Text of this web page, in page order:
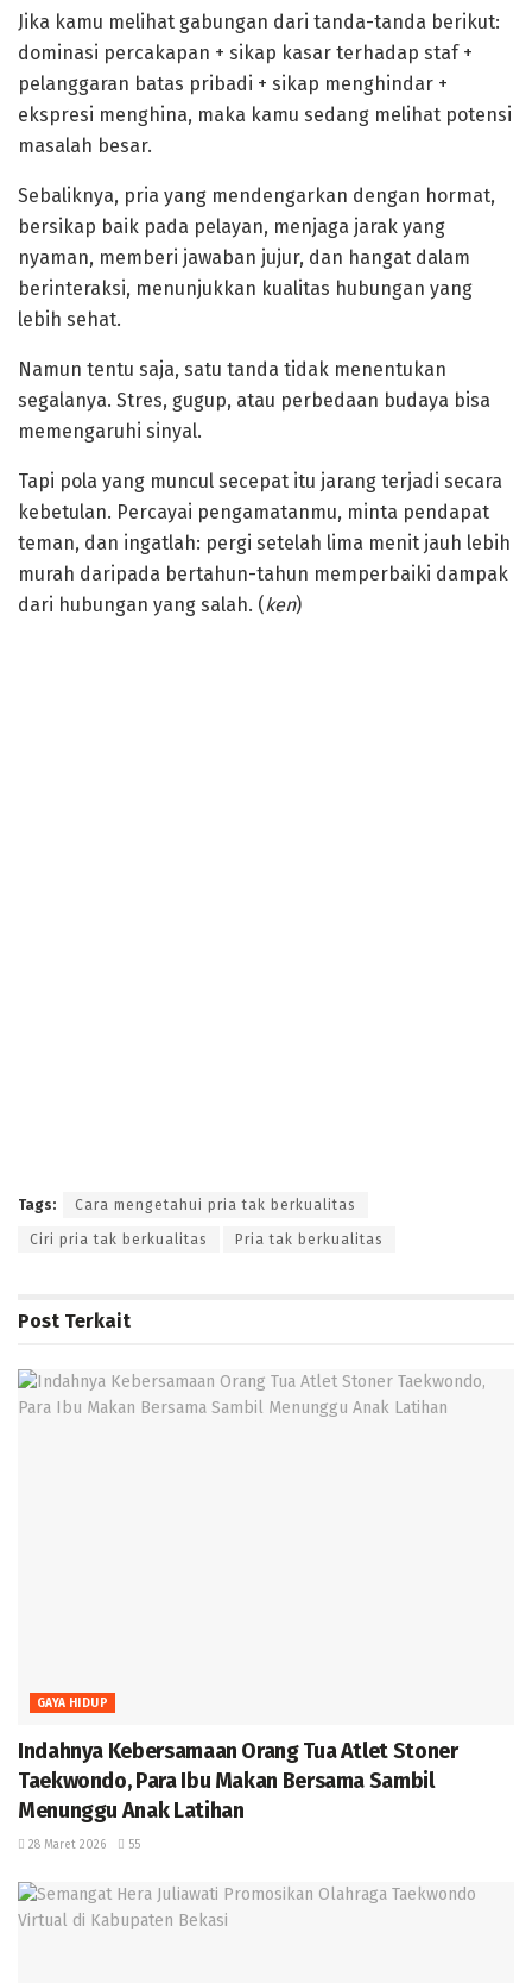
Jika kamu melihat gabungan dari tanda-tanda berikut:
dominasi percakapan + sikap kasar terhadap staf +
pelanggaran batas pribadi + sikap menghindar +
ekspresi menghina, maka kamu sedang melihat potensi
masalah besar.
‎Sebaliknya, pria yang mendengarkan dengan hormat,
bersikap baik pada pelayan, menjaga jarak yang
nyaman, memberi jawaban jujur, dan hangat dalam
berinteraksi, menunjukkan kualitas hubungan yang
lebih sehat.
‎Namun tentu saja, satu tanda tidak menentukan
segalanya. Stres, gugup, atau perbedaan budaya bisa
memengaruhi sinyal.
Tapi pola yang muncul secepat itu jarang terjadi secara
kebetulan. Percayai pengamatanmu, minta pendapat
teman, dan ingatlah: pergi setelah lima menit jauh lebih
murah daripada bertahun-tahun memperbaiki dampak
dari hubungan yang salah. (ken)
Tags: Cara mengetahui pria tak berkualitas
Ciri pria tak berkualitas Pria tak berkualitas
Post Terkait
GAYA HIDUP
Indahnya Kebersamaan Orang Tua Atlet Stoner
Taekwondo, Para Ibu Makan Bersama Sambil
Menunggu Anak Latihan
28 Maret 2026 55